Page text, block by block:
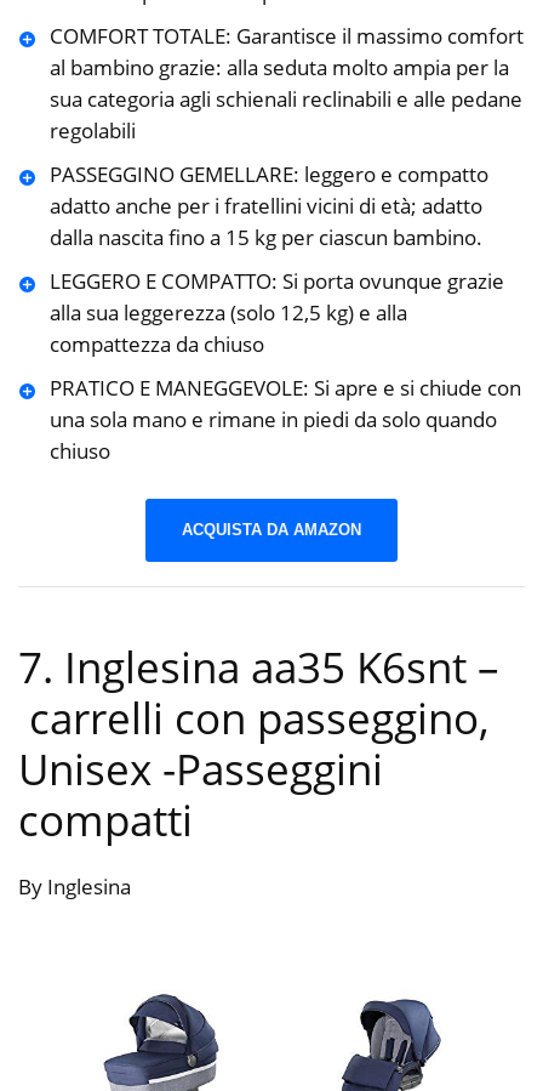
COMFORT TOTALE: Garantisce il massimo comfort
al bambino grazie: alla seduta molto ampia per la
sua categoria agli schienali reclinabili e alle pedane
regolabili
PASSEGGINO GEMELLARE: leggero e compatto
adatto anche per i fratellini vicini di età; adatto
dalla nascita fino a 15 kg per ciascun bambino.
LEGGERO E COMPATTO: Si porta ovunque grazie
alla sua leggerezza (solo 12,5 kg) e alla
compattezza da chiuso
PRATICO E MANEGGEVOLE: Si apre e si chiude con
una sola mano e rimane in piedi da solo quando
chiuso
ACQUISTA DA AMAZON
7. Inglesina aa35 K6snt –
carrelli con passeggino,
Unisex -Passeggini
compatti
By Inglesina